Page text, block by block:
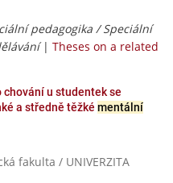
pedagogika / Speciální
| Theses on a related
u studentek se
a středně těžké mentální
fakulta / UNIVERZITA